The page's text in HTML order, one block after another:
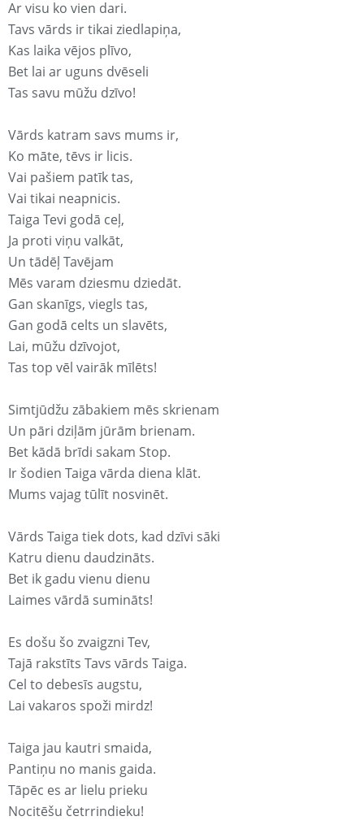
Ar visu ko vien dari.
Tavs vārds ir tikai ziedlapiņa,
Kas laika vējos plīvo,
Bet lai ar uguns dvēseli
Tas savu mūžu dzīvo!
Vārds katram savs mums ir,
Ko māte, tēvs ir licis.
Vai pašiem patīk tas,
Vai tikai neapnicis.
Taiga Tevi godā ceļ,
Ja proti viņu valkāt,
Un tādēļ Tavējam
Mēs varam dziesmu dziedāt.
Gan skanīgs, viegls tas,
Gan godā celts un slavēts,
Lai, mūžu dzīvojot,
Tas top vēl vairāk mīlēts!
Simtjūdžu zābakiem mēs skrienam
Un pāri dziļām jūrām brienam.
Bet kādā brīdi sakam Stop.
Ir šodien Taiga vārda diena klāt.
Mums vajag tūlīt nosvinēt.
Vārds Taiga tiek dots, kad dzīvi sāki
Katru dienu daudzināts.
Bet ik gadu vienu dienu
Laimes vārdā sumināts!
Es došu šo zvaigzni Tev,
Tajā rakstīts Tavs vārds Taiga.
Cel to debesīs augstu,
Lai vakaros spoži mirdz!
Taiga jau kautri smaida,
Pantiņu no manis gaida.
Tāpēc es ar lielu prieku
Nocitēšu četrrindieku!